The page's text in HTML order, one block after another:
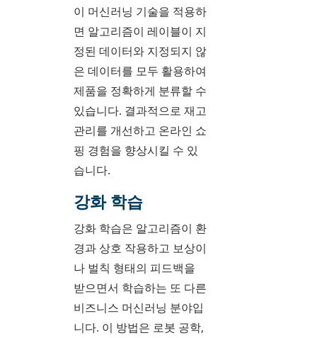
이 머신러닝 기술을 적용하
면 알고리즘이 레이블이 지
정된 데이터와 지정되지 않
은 데이터를 모두 활용하여
제품을 정확하게 분류할 수
있습니다. 결과적으로 재고
관리를 개선하고 온라인 쇼
핑 경험을 향상시킬 수 있
습니다.
강화 학습
강화 학습은 알고리즘이 환
경과 상호 작용하고 보상이
나 벌칙 형태의 피드백을
받으면서 학습하는 또 다른
비즈니스 머신러닝 분야입
니다. 이 방법은 로봇 공학,